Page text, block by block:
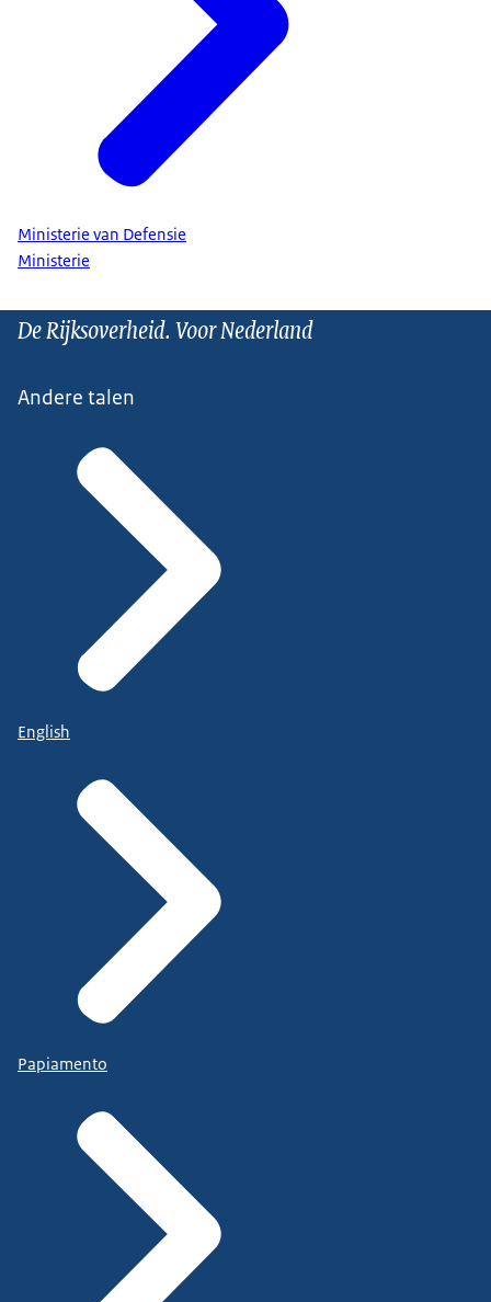
Ministerie van Defensie
Ministerie
De Rijksoverheid. Voor Nederland
Andere talen
English
Papiamento